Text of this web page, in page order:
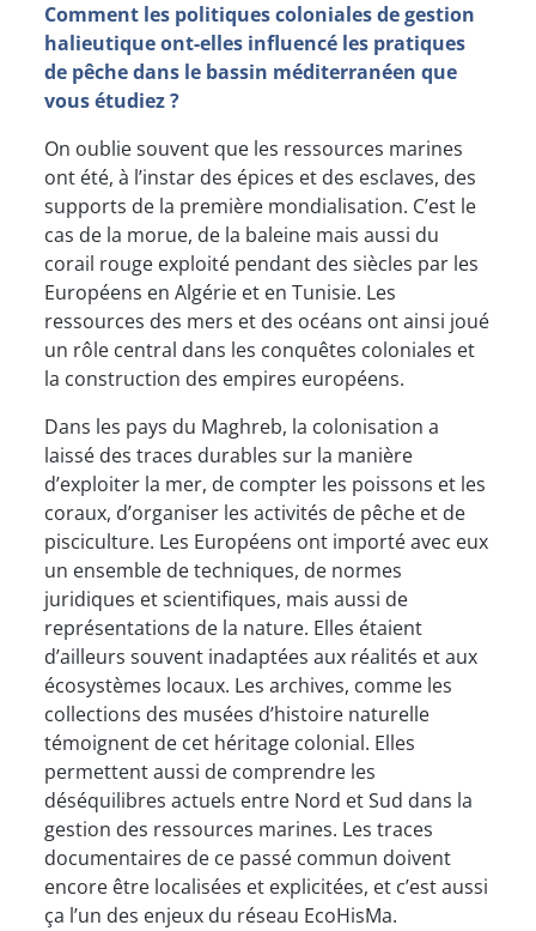
Comment les politiques coloniales de gestion
halieutique ont-elles influencé les pratiques
de pêche dans le bassin méditerranéen que
vous étudiez ?
On oublie souvent que les ressources marines
ont été, à l’instar des épices et des esclaves, des
supports de la première mondialisation. C’est le
cas de la morue, de la baleine mais aussi du
corail rouge exploité pendant des siècles par les
Européens en Algérie et en Tunisie. Les
ressources des mers et des océans ont ainsi joué
un rôle central dans les conquêtes coloniales et
la construction des empires européens.
Dans les pays du Maghreb, la colonisation a
laissé des traces durables sur la manière
d’exploiter la mer, de compter les poissons et les
coraux, d’organiser les activités de pêche et de
pisciculture. Les Européens ont importé avec eux
un ensemble de techniques, de normes
juridiques et scientifiques, mais aussi de
représentations de la nature. Elles étaient
d’ailleurs souvent inadaptées aux réalités et aux
écosystèmes locaux. Les archives, comme les
collections des musées d’histoire naturelle
témoignent de cet héritage colonial. Elles
permettent aussi de comprendre les
déséquilibres actuels entre Nord et Sud dans la
gestion des ressources marines. Les traces
documentaires de ce passé commun doivent
encore être localisées et explicitées, et c’est aussi
ça l’un des enjeux du réseau EcoHisMa.